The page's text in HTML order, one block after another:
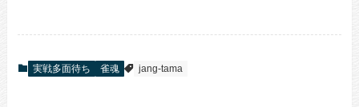
実戦多面待ち 雀魂 jang-tama